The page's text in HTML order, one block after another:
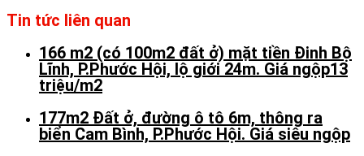
Tin tức liên quan
166 m2 (có 100m2 đất ở) mặt tiền Đinh Bộ
Lĩnh, P.Phước Hội, lộ giới 24m. Giá ngộp13
triệu/m2
177m2 Đất ở, đường ô tô 6m, thông ra
biển Cam Bình, P.Phước Hội. Giá siêu ngộp